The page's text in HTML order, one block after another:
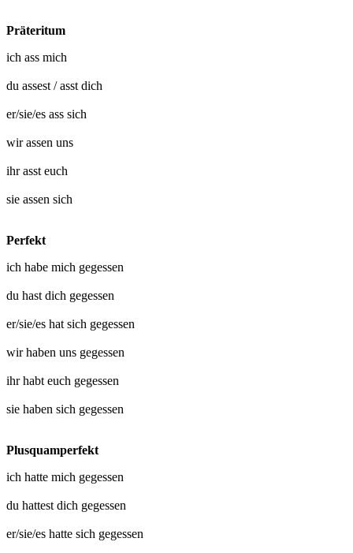
Präteritum
ich ass mich
du assest /asst dich
er/sie/es ass sich
wirassen uns
ihrasst euch
sie assen sich
Perfekt
ich habe mich gegessen
du hast dich gegessen
er/sie/es hat sich gegessen
wir haben uns gegessen
ihr habt euch gegessen
sie haben sich gegessen
Plusquamperfekt
ich hatte mich gegessen
du hattest dich gegessen
er/sie/es hatte sich gegessen